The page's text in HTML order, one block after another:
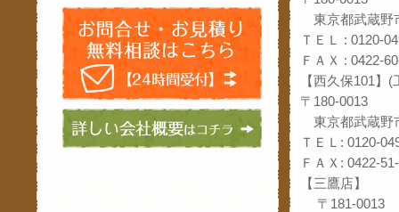
東京都武蔵野
ＴＥＬ : 0120-
ＦＡＸ : 0422-
【西久保101】
〒180-0013
東京都武蔵野
ＴＥＬ: 0120-
ＦＡＸ: 0422-
【三鷹店】
〒181-0013